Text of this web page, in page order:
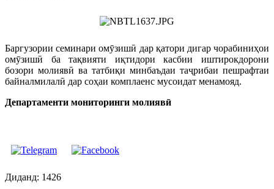
Баргузории семинари омӯзишӣ дар қатори дигар чорабиниҳои
омӯзишӣ ба тақвияти иқтидори касбии иштирокдорони
бозори молиявӣ ва татбиқи минбаъдаи таҷрибаи пешрафтаи
байналмилалӣ дар соҳаи комплаенс мусоидат менамояд.
Департаменти мониторинги молиявӣ
Диданд: 1426